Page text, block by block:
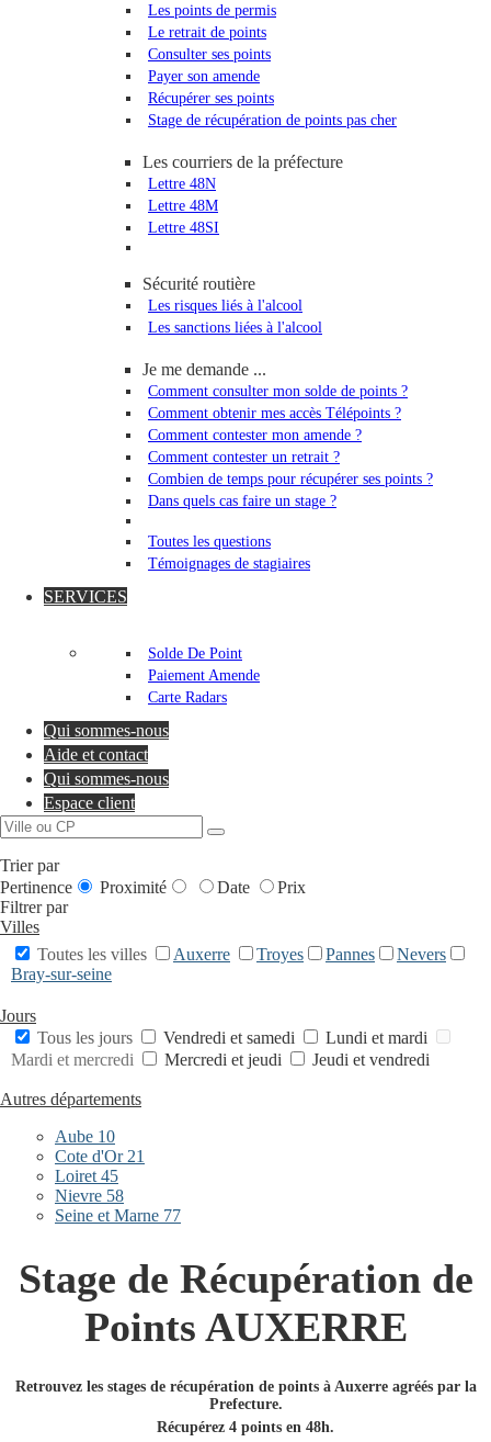
Les points de permis
Le retrait de points
Consulter ses points
Payer son amende
Récupérer ses points
Stage de récupération de points pas cher
Les courriers de la préfecture
Lettre 48N
Lettre 48M
Lettre 48SI
Sécurité routière
Les risques liés à l'alcool
Les sanctions liées à l'alcool
Je me demande ...
Comment consulter mon solde de points ?
Comment obtenir mes accès Télépoints ?
Comment contester mon amende ?
Comment contester un retrait ?
Combien de temps pour récupérer ses points ?
Dans quels cas faire un stage ?
Toutes les questions
Témoignages de stagiaires
SERVICES
Solde De Point
Paiement Amende
Carte Radars
Qui sommes-nous
Aide et contact
Qui sommes-nous
Espace client
Trier par
Pertinence
Proximité Date
Prix
Filtrer par
Villes
Toutes les villes
Auxerre Troyes Pannes
Nevers
Bray-sur-seine
Jours
Tous les jours
Vendredi et samedi
Lundi et mardi
Mardi et mercredi
Mercredi et jeudi Jeudi et vendredi
Autres départements
Aube 10
Cote d'Or 21
Loiret 45
Nievre 58
Seine et Marne 77
Stage de Récupération de
Points AUXERRE
Retrouvez les stages de récupération de points à Auxerre agréés par la
Prefecture.
Récupérez 4 points en 48h.